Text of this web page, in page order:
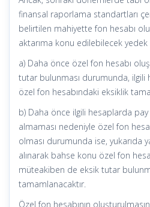
finansal raporlama standartları
belirtilen mahiyette fon hesabı
aktarıma konu edilebilecek yedek
a) Daha önce özel fon hesabı
tutar bulunması durumunda, ilgili
özel fon hesabındaki eksiklik
b) Daha önce ilgili hesaplarda
almaması nedeniyle özel fon
olması durumunda ise, yukarıda
alınarak bahse konu özel fon
müteakiben de eksik tutar
tamamlanacaktır.
Özel fon hesabının